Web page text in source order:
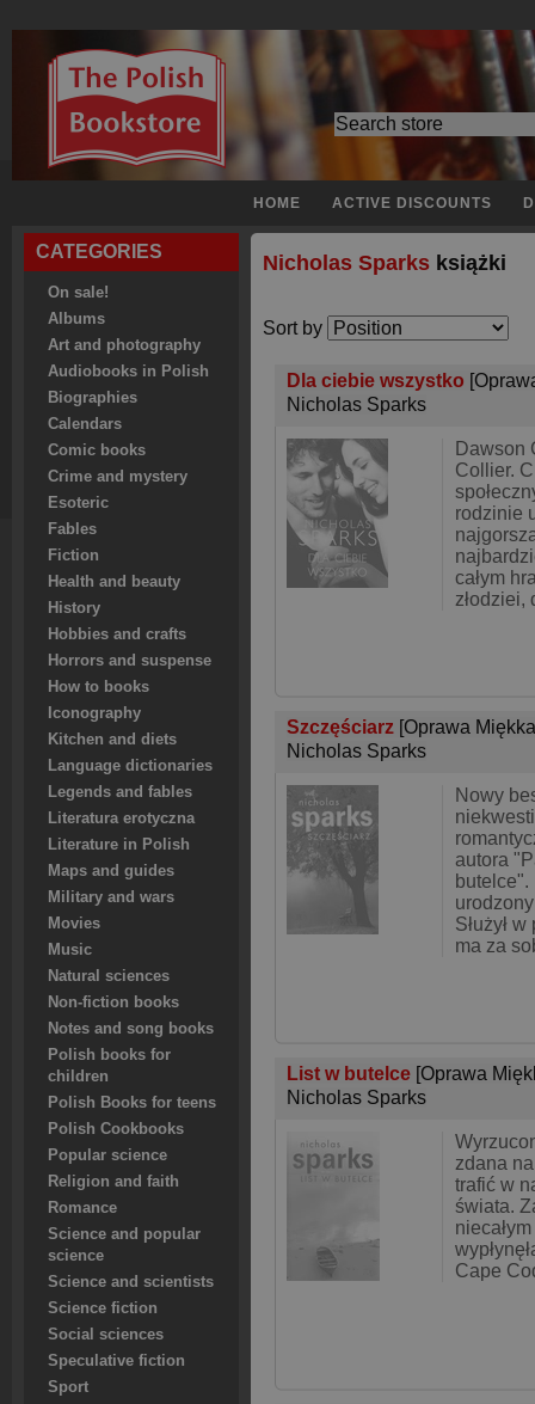
HOME ACTIVE DISCOUNTS
CATEGORIES
On sale!
Albums
Art and photography
Audiobooks in Polish
Biographies
Calendars
Comic books
Crime and mystery
Esoteric
Fables
Fiction
Health and beauty
History
Hobbies and crafts
Horrors and suspense
How to books
Iconography
Kitchen and diets
Language dictionaries
Legends and fables
Literatura erotyczna
Literature in Polish
Maps and guides
Military and wars
Movies
Music
Natural sciences
Non-fiction books
Notes and song books
Polish books for
children
Polish Books for teens
Polish Cookbooks
Popular science
Religion and faith
Romance
Science and popular
science
Science and scientists
Science fiction
Social sciences
Speculative fiction
Sport
Nicholas Sparks książki
Sort by
Dla ciebie wszystko
Nicholas Sparks
Dawson
Collier.
rodzinie
całym
złodziei,
Szczęściarz [Oprawa
Nicholas Sparks
Nowy
autora
Służył
ma za
List w butelce [Oprawa
Nicholas Sparks
zdana
trafić w
świata.
Cape